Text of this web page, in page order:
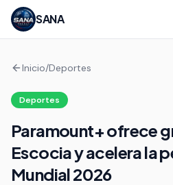
SANA
Inicio/Deportes
Deportes
Paramount+ ofrece
Escocia y acelera la
Mundial 2026